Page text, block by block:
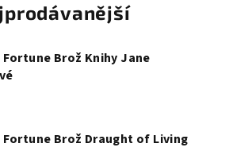
Brož Knihy Jane
Fortune Brož Draught of Living